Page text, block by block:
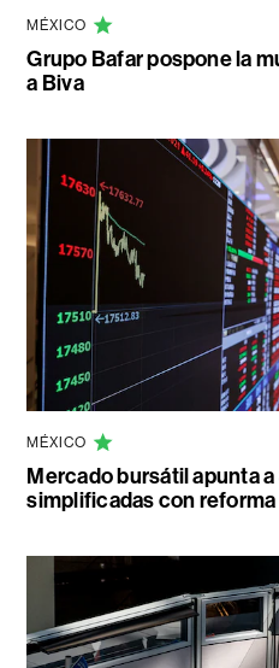
MÉXICO
Grupo Bafar pospone la
a Biva
MÉXICO
Mercado bursátil apunta
simplificadas con reforma